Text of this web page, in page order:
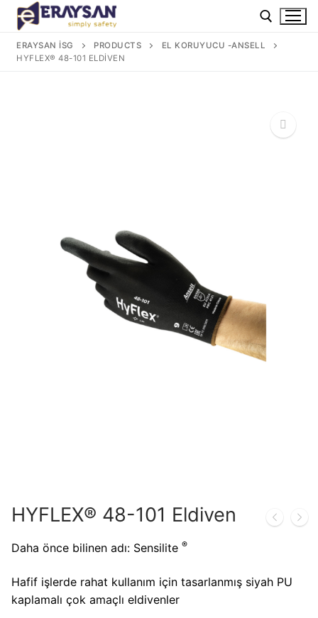
İçeriğe
atla
ERAYSAN İSG PRODUCTS
EL KORUYUCU -ANSELL
HYFLEX® 48-101 ELDIVEN
HYFLEX® 48-101 Eldiven
Daha önce bilinen adı: Sensilite ®
Hafif işlerde rahat kullanım için tasarlanmış siyah PU
kaplamalı çok amaçlı eldivenler